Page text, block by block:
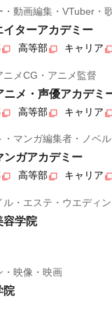
動画編集・VTuber・
ターアカデミー
高等部 キャリア
ニメCG・アニメ監督
メ・声優アカデミ
高等部 キャリア
・マンガ編集者・ノベル
ンガアカデミー
高等部 キャリア
・エステ・ウエディ
容学院
・映像・映画
院